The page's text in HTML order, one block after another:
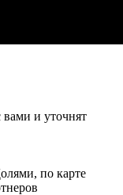
и уточнят
по карте